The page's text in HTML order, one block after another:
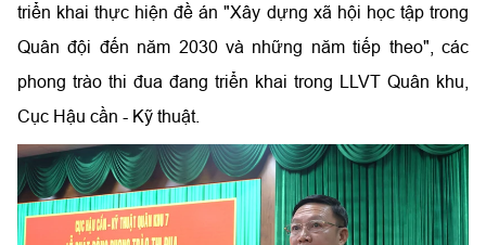
triển khai thực hiện đề án "Xây dựng xã hội học tập trong
Quân đội đến năm 2030 và những năm tiếp theo", các
phong trào thi đua đang triển khai trong LLVT Quân khu,
Cục Hậu cần - Kỹ thuật.